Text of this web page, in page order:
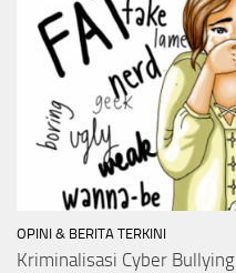
OPINI & BERITA TERKINI
Kriminalisasi Cyber Bullying